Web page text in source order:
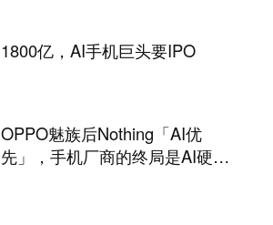
1800亿，AI手机巨头要IPO
OPPO魅族后Nothing「AI优
先」，手机厂商的终局是AI硬